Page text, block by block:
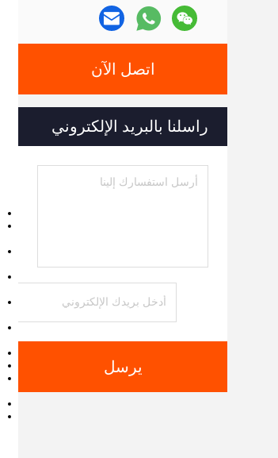
اتصل الآن
راسلنا بالبريد الإلكتروني
يرسل